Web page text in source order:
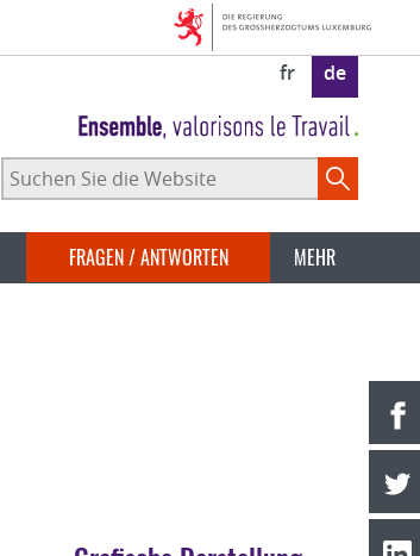
fr de
Suchen
Sie
WebsiteFRAGEN / ANTWORTEN MEHR